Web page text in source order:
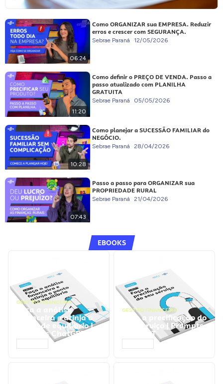
06:24
Como ORGANIZAR sua EMPRESA. Reduzir
erros e crescer com SEGURANÇA.
Sebrae Paraná 12/05/2026
11:20
Como definir o PREÇO DE VENDA. Passo a
passo atualizado com PLANILHA
GRATUITA
Sebrae Paraná 05/05/2026
10:28
Como planejar a SUCESSÃO FAMILIAR do
NEGÓCIO.
Sebrae Paraná 28/04/2026
07:43
Passo a passo para ORGANIZAR sua
PROPRIEDADE RURAL
Sebrae Paraná 21/04/2026
EBOOKS
GESTÃO FINANCEIRA
Faça a análise
financeira e atinja o
ponto de equilíbrio |
Prompts ChatGPT
GESTÃO FINANCEIRA
Faça a precificação do
seu serviço | Prompts
ChatGPT